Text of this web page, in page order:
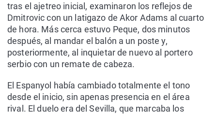
tras el ajetreo inicial, examinaron los reflejos de
Dmitrovic con un latigazo de Akor Adams al cuarto
de hora. Más cerca estuvo Peque, dos minutos
después, al mandar el balón a un poste y,
posteriormente, al inquietar de nuevo al portero
serbio con un remate de cabeza.
El Espanyol había cambiado totalmente el tono
desde el inicio, sin apenas presencia en el área
rival. El duelo era del Sevilla, que marcaba los